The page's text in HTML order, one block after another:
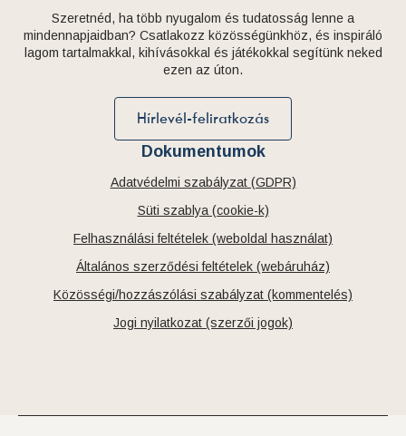
Szeretnéd, ha több nyugalom és tudatosság lenne a
mindennapjaidban? Csatlakozz közösségünkhöz, és inspiráló
lagom tartalmakkal, kihívásokkal és játékokkal segítünk neked
ezen az úton.
Hírlevél-feliratkozás
Dokumentumok
Adatvédelmi szabályzat (GDPR)
Süti szablya (cookie-k)
Felhasználási feltételek (weboldal használat)
Általános szerződési feltételek (webáruház)
Közösségi/hozzászólási szabályzat (kommentelés)
Jogi nyilatkozat (szerzői jogok)